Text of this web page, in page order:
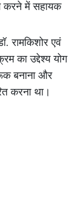
करने में सहायक
रामकिशोर एवं
का उद्देश्य योग
बनाना और
करना था।